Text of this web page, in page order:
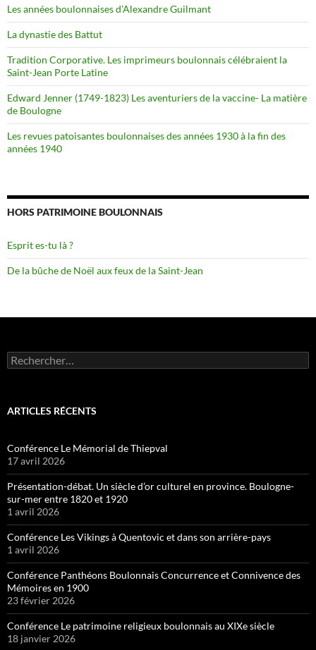
Les années boulonnaises d’Alexandre Guilmant
La dynastie des Battut
Tradition Corporative. Les imprimeurs boulonnais célébraient la
Saint-Jean Porte Latine
Edward Jenner (1749-1823) Les aventuriers de la vaccine- La matière
de Boulogne
Les revues patoisantes boulonnaises des années 1930 à la fin des
années 1940
HORS PATRIMOINE BOULONNAIS
Esprit es-tu là ?
De la bûche de Noël aux feux de la Saint-Jean
Rechercher :
ARTICLES RÉCENTS
Conférence Le Mémorial de Thiepval
17 avril 2026
Présentation-débat. Un siècle d’or culturel en province. Boulogne-
sur-mer entre 1820 et 1920
1 avril 2026
Conférence Les Vikings à Quentovic et dans son arrière-pays
1 avril 2026
Conférence Panthéons Boulonnais Concurrence et Connivence des
Mémoires en 1900
23 février 2026
Conférence Le patrimoine religieux boulonnais au XIXe siècle
18 janvier 2026